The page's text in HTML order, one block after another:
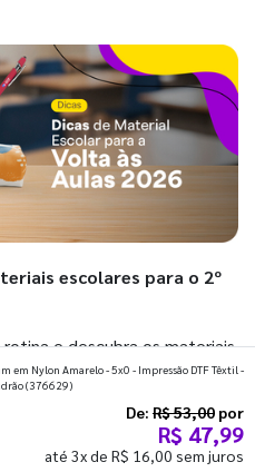
escolares para o 2º
e descubra os materiais
começar o segundo
Nylon Amarelo - 5x0 - Impressão DTF Têxtil -
(376629)
De: R$ 53,00 por
R$ 47,99
até 3x de R$ 16,00 sem juros